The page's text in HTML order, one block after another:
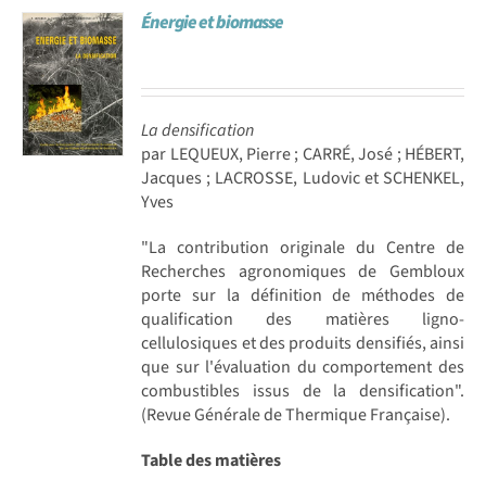
Achat en ligne
Panier WooCommerce
Énergie et biomasse
La densification
par LEQUEUX, Pierre ; CARRÉ, José ; HÉBERT,
Jacques ; LACROSSE, Ludovic et SCHENKEL,
Yves
"La contribution originale du Centre de
Recherches agronomiques de Gembloux
porte sur la définition de méthodes de
qualification des matières ligno-
cellulosiques et des produits densifiés, ainsi
que sur l'évaluation du comportement des
combustibles issus de la densification".
(Revue Générale de Thermique Française).
Table des matières